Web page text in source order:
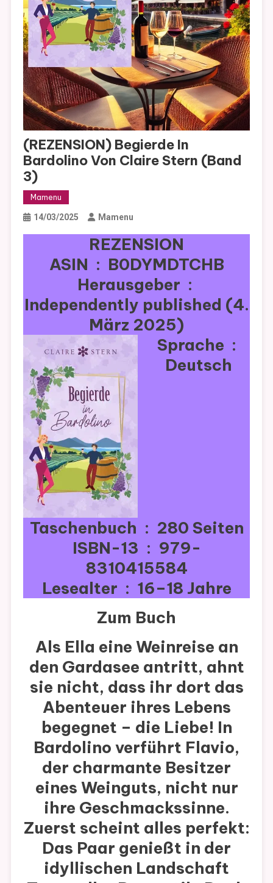
(REZENSION) Begierde In
Bardolino Von Claire Stern (Band
3)
Mamenu
14/03/2025 Mamenu
REZENSION
ASIN ‏ : ‎ B0DYMDTCHB
Herausgeber ‏ : ‎
Independently published (4.
März 2025)
Sprache ‏ : ‎
Deutsch
Taschenbuch ‏ : ‎ 280 Seiten
ISBN-13 ‏ : ‎ 979-
8310415584
Lesealter ‏ : ‎ 16–18 Jahre
Zum Buch
Als Ella eine Weinreise an
den Gardasee antritt, ahnt
sie nicht, dass ihr dort das
Abenteuer ihres Lebens
begegnet – die Liebe! In
Bardolino verführt Flavio,
der charmante Besitzer
eines Weinguts, nicht nur
ihre Geschmackssinne.
Zuerst scheint alles perfekt:
Das Paar genießt in der
idyllischen Landschaft